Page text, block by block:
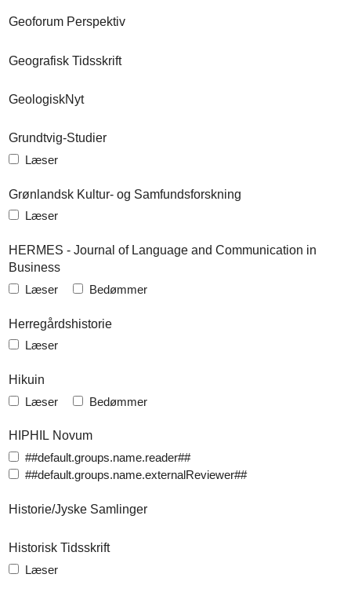
Geoforum Perspektiv
Geografisk Tidsskrift
GeologiskNyt
Grundtvig-Studier
Læser
Grønlandsk Kultur- og Samfundsforskning
Læser
HERMES - Journal of Language and Communication in
Business
Læser Bedømmer
Herregårdshistorie
Læser
Hikuin
Læser Bedømmer
HIPHIL Novum
##default.groups.name.reader##
##default.groups.name.externalReviewer##
Historie/Jyske Samlinger
Historisk Tidsskrift
Læser